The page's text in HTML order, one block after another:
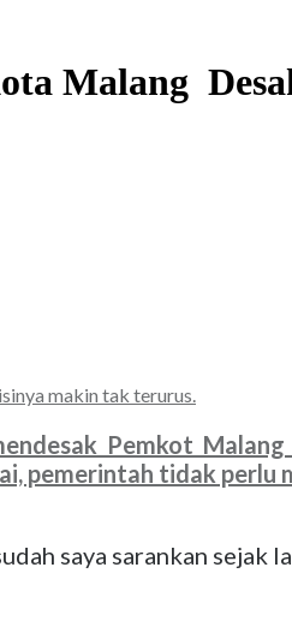
Malang
makin tak terurus.
Pemkot
pemerintah tidak perlu
saya sarankan sejak